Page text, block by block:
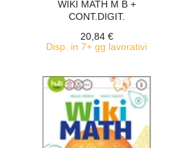
WIKI MATH M B +
CONT.DIGIT.
20,84 €
Disp. in 7+ gg lavorativi